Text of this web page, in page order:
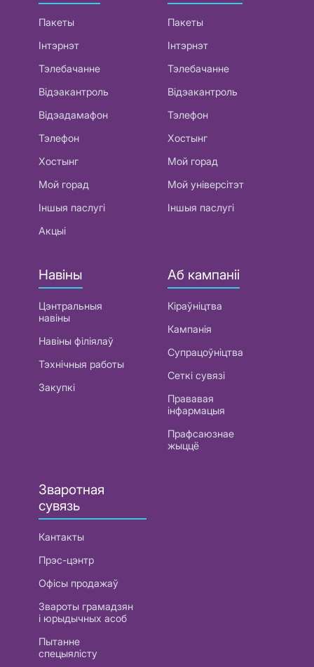
Пакеты
Інтэрнэт
Тэлебачанне
Відэакантроль
Відэадамафон
Тэлефон
Хостынг
Мой горад
Іншыя паслугі
Акцыі
Пакеты
Інтэрнэт
Тэлебачанне
Відэакантроль
Тэлефон
Хостынг
Мой горад
Мой універсітэт
Іншыя паслугі
Навіны
Цэнтральныя
навіны
Навіны філіялаў
Тэхнічныя работы
Закупкі
Аб кампаніі
Кіраўніцтва
Кампанія
Супрацоўніцтва
Сеткі сувязі
Прававая
інфармацыя
Прафсаюзнае
жыццё
Зваротная
сувязь
Кантакты
Прэс-цэнтр
Офісы продажаў
Звароты грамадзян
і юрыдычных асоб
Пытанне
спецыялісту